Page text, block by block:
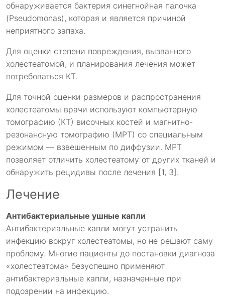
обнаруживается бактерия синегнойная палочка
(Pseudomonas), которая и является причиной
неприятного запаха.
Для оценки степени повреждения, вызванного
холестеатомой, и планирования лечения может
потребоваться КТ.
Для точной оценки размеров и распространения
холестеатомы врачи используют компьютерную
томографию (КТ) височных костей и магнитно-
резонансную томографию (МРТ) со специальным
режимом — взвешенным по диффузии. МРТ
позволяет отличить холестеатому от других тканей и
обнаружить рецидивы после лечения [1, 3].
Лечение
Антибактериальные ушные капли
Антибактериальные капли могут устранить
инфекцию вокруг холестеатомы, но не решают саму
проблему. Многие пациенты до постановки диагноза
«холестеатома» безуспешно применяют
антибактериальные капли, назначенные при
подозрении на инфекцию.